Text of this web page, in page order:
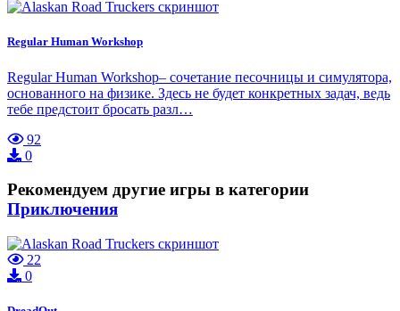
Regular Human Workshop
Regular Human Workshop– сочетание песочницы и симулятора,
основанного на физике. Здесь не будет конкретных задач, ведь
тебе предстоит бросать разл…
92
0
Рекомендуем другие игры в категории
Приключения
22
0